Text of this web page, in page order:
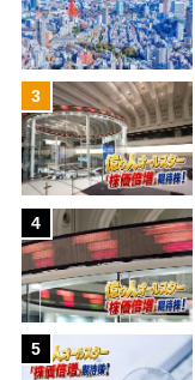
3
4
5